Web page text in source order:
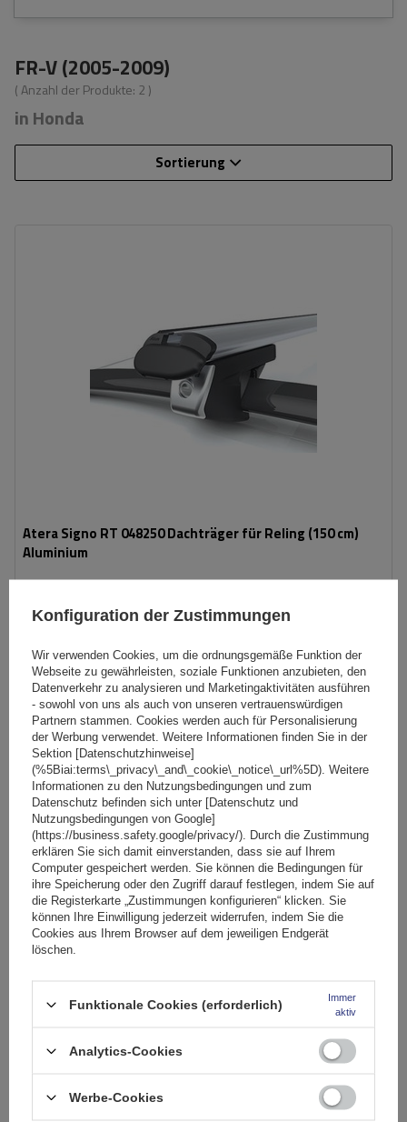
FR-V (2005-2009)
( Anzahl der Produkte: 2 )
in Honda
Sortierung
Atera Signo RT 048250 Dachträger für Reling (150 cm)
Aluminium
239,59 €inkl. MwSt
Große Menge verfügbar Wir versenden schon am 11. August
In den
Warenkorb
G3 Geländer 60.045 RR 145cm
159,99 €
Konfiguration der Zustimmungen
Wir verwenden Cookies, um die ordnungsgemäße Funktion der
Webseite zu gewährleisten, soziale Funktionen anzubieten, den
Datenverkehr zu analysieren und Marketingaktivitäten ausführen
- sowohl von uns als auch von unseren vertrauenswürdigen
Partnern stammen. Cookies werden auch für Personalisierung
der Werbung verwendet. Weitere Informationen finden Sie in der
Sektion [Datenschutzhinweise]
(%5Biai:terms\_privacy\_and\_cookie\_notice\_url%5D). Weitere
Informationen zu den Nutzungsbedingungen und zum
Datenschutz befinden sich unter [Datenschutz und
Nutzungsbedingungen von Google]
(https://business.safety.google/privacy/). Durch die Zustimmung
erklären Sie sich damit einverstanden, dass sie auf Ihrem
Computer gespeichert werden. Sie können die Bedingungen für
ihre Speicherung oder den Zugriff darauf festlegen, indem Sie auf
die Registerkarte „Zustimmungen konfigurieren“ klicken. Sie
können Ihre Einwilligung jederzeit widerrufen, indem Sie die
Cookies aus Ihrem Browser auf dem jeweiligen Endgerät
löschen.
Funktionale Cookies (erforderlich)
Immer
aktiv
Analytics-Cookies
Werbe-Cookies